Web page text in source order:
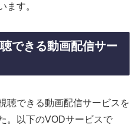
ます。
できる動画配信サー
聴できる動画配信サービスを
。以下のVODサービスで